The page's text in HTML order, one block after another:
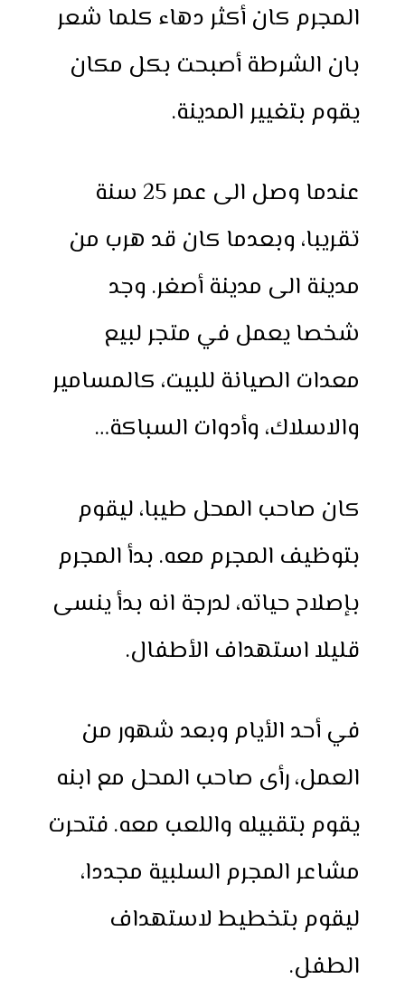
المجرم كان أكثر دهاء كلما شعر
بان الشرطة أصبحت بكل مكان
يقوم بتغيير المدينة.
عندما وصل الى عمر 25 سنة
تقريبا، وبعدما كان قد هرب من
مدينة الى مدينة أصغر. وجد
شخصا يعمل في متجر لبيع
معدات الصيانة للبيت، كالمسامير
والاسلاك، وأدوات السباكة…
كان صاحب المحل طيبا، ليقوم
بتوظيف المجرم معه. بدأ المجرم
بإصلاح حياته، لدرجة انه بدأ ينسى
قليلا استهداف الأطفال.
في أحد الأيام وبعد شهور من
العمل، رأى صاحب المحل مع ابنه
يقوم بتقبيله واللعب معه. فتحرت
مشاعر المجرم السلبية مجددا،
ليقوم بتخطيط لاستهداف
الطفل.